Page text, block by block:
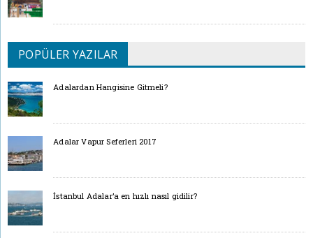
POPÜLER YAZILAR
Adalardan Hangisine Gitmeli?
Adalar Vapur Seferleri 2017
İstanbul Adalar’a en hızlı nasıl gidilir?